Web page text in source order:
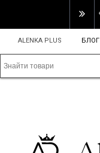
ALENKA PLUS БЛОГ